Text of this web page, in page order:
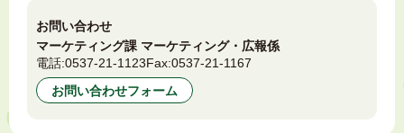
お問い合わせ
マーケティング課 マーケティング・広報係
電話:0537-21-1123Fax:0537-21-1167
お問い合わせフォーム